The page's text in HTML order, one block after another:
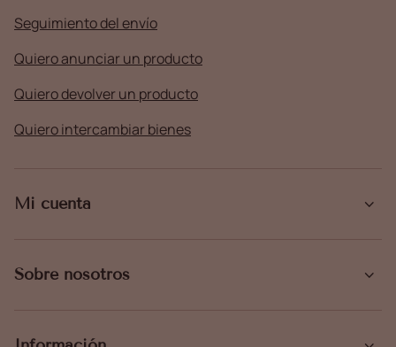
Seguimiento del envío
Quiero anunciar un producto
Quiero devolver un producto
Quiero intercambiar bienes
Mi cuenta
Sobre nosotros